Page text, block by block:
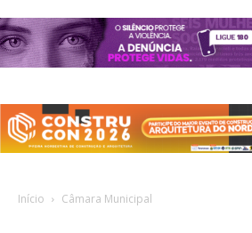
Início Câmara Municipal